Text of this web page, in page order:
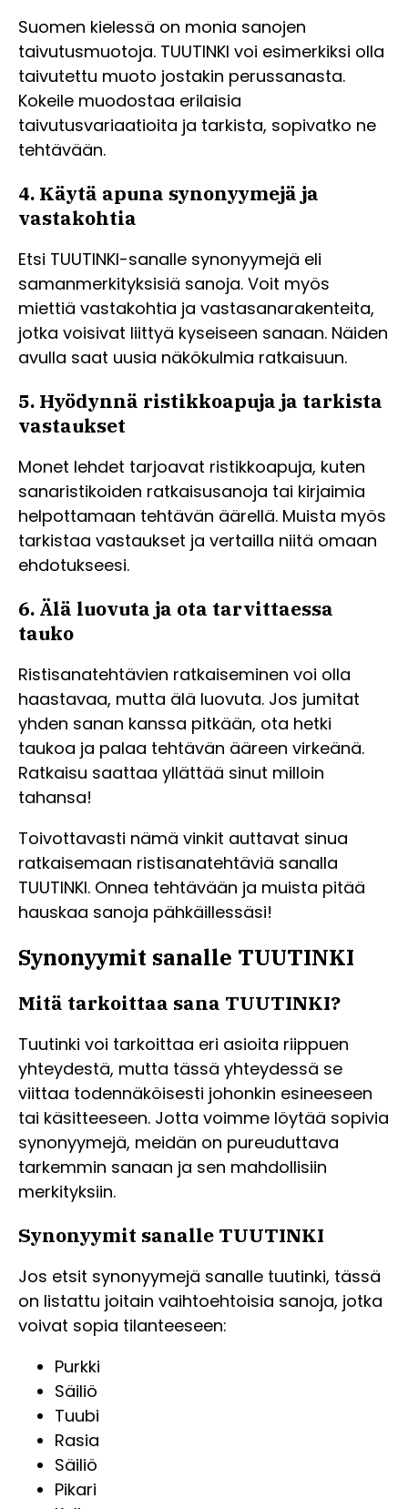
Suomen kielessä on monia sanojen
taivutusmuotoja. TUUTINKI voi esimerkiksi olla
taivutettu muoto jostakin perussanasta.
Kokeile muodostaa erilaisia
taivutusvariaatioita ja tarkista, sopivatko ne
tehtävään.
4. Käytä apuna synonyymejä ja
vastakohtia
Etsi TUUTINKI-sanalle synonyymejä eli
samanmerkityksisiä sanoja. Voit myös
miettiä vastakohtia ja vastasanarakenteita,
jotka voisivat liittyä kyseiseen sanaan. Näiden
avulla saat uusia näkökulmia ratkaisuun.
5. Hyödynnä ristikkoapuja ja tarkista
vastaukset
Monet lehdet tarjoavat ristikkoapuja, kuten
sanaristikoiden ratkaisusanoja tai kirjaimia
helpottamaan tehtävän äärellä. Muista myös
tarkistaa vastaukset ja vertailla niitä omaan
ehdotukseesi.
6. Älä luovuta ja ota tarvittaessa
tauko
Ristisanatehtävien ratkaiseminen voi olla
haastavaa, mutta älä luovuta. Jos jumitat
yhden sanan kanssa pitkään, ota hetki
taukoa ja palaa tehtävän ääreen virkeänä.
Ratkaisu saattaa yllättää sinut milloin
tahansa!
Toivottavasti nämä vinkit auttavat sinua
ratkaisemaan ristisanatehtäviä sanalla
TUUTINKI. Onnea tehtävään ja muista pitää
hauskaa sanoja pähkäillessäsi!
Synonyymit sanalle TUUTINKI
Mitä tarkoittaa sana TUUTINKI?
Tuutinki voi tarkoittaa eri asioita riippuen
yhteydestä, mutta tässä yhteydessä se
viittaa todennäköisesti johonkin esineeseen
tai käsitteeseen. Jotta voimme löytää sopivia
synonyymejä, meidän on pureuduttava
tarkemmin sanaan ja sen mahdollisiin
merkityksiin.
Synonyymit sanalle TUUTINKI
Jos etsit synonyymejä sanalle tuutinki, tässä
on listattu joitain vaihtoehtoisia sanoja, jotka
voivat sopia tilanteeseen:
Purkki
Säiliö
Tuubi
Rasia
Säiliö
Pikari